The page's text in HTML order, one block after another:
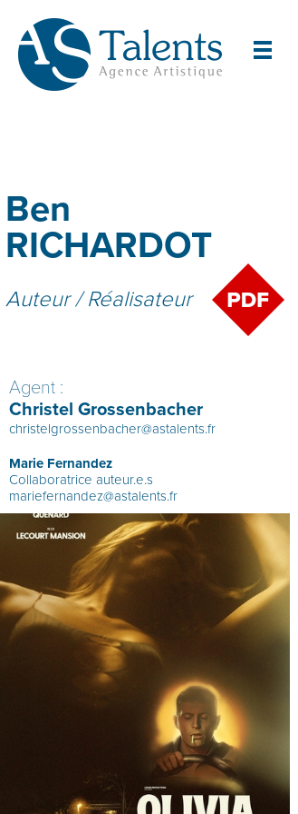
Ben
RICHARDOT
Auteur / Réalisateur
Agent :
Christel Grossenbacher
christelgrossenbacher@astalents.fr
Marie Fernandez
Collaboratrice auteur.e.s
mariefernandez@astalents.fr